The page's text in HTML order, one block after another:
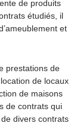
de produits
étudiés, il
et
prestations de
de locaux
de maisons
de contrats qui
divers contrats